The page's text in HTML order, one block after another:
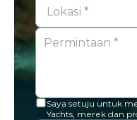
Saya setuju untuk
Yachts, merek dan